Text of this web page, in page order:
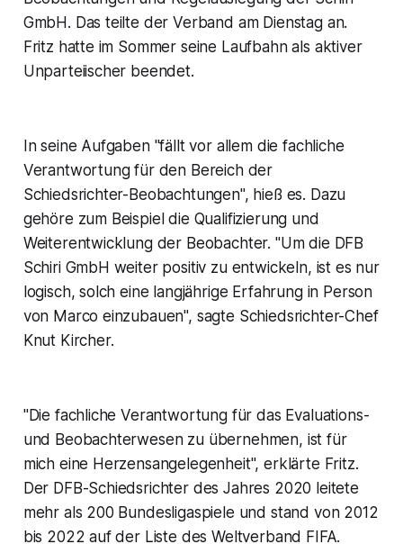
GmbH. Das teilte der Verband am Dienstag an.
Fritz hatte im Sommer seine Laufbahn als aktiver
Unparteiischer beendet.
In seine Aufgaben "fällt vor allem die fachliche
Verantwortung für den Bereich der
Schiedsrichter-Beobachtungen", hieß es. Dazu
gehöre zum Beispiel die Qualifizierung und
Weiterentwicklung der Beobachter. "Um die DFB
Schiri GmbH weiter positiv zu entwickeln, ist es nur
logisch, solch eine langjährige Erfahrung in Person
von Marco einzubauen", sagte Schiedsrichter-Chef
Knut Kircher.
"Die fachliche Verantwortung für das Evaluations-
und Beobachterwesen zu übernehmen, ist für
mich eine Herzensangelegenheit", erklärte Fritz.
Der DFB-Schiedsrichter des Jahres 2020 leitete
mehr als 200 Bundesligaspiele und stand von 2012
bis 2022 auf der Liste des Weltverband FIFA.